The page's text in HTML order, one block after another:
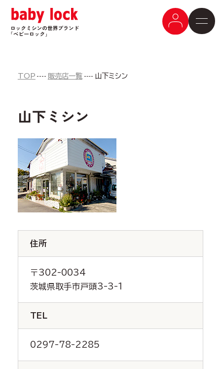
TOP 販売店一覧 山下ミシン
山下ミシン
住所
〒302-0034
茨城県取手市戸頭3-3-1
TEL
0297-78-2285